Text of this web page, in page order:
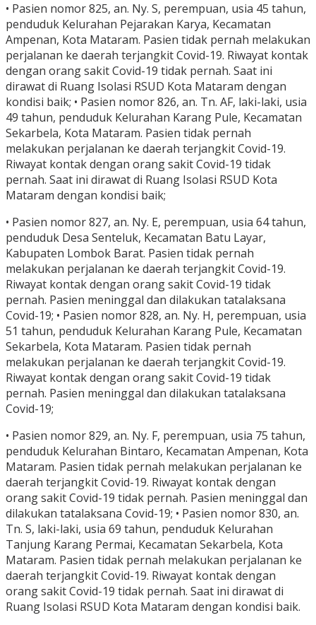
• Pasien nomor 825, an. Ny. S, perempuan, usia 45 tahun,
penduduk Kelurahan Pejarakan Karya, Kecamatan
Ampenan, Kota Mataram. Pasien tidak pernah melakukan
perjalanan ke daerah terjangkit Covid-19. Riwayat kontak
dengan orang sakit Covid-19 tidak pernah. Saat ini
dirawat di Ruang Isolasi RSUD Kota Mataram dengan
kondisi baik; • Pasien nomor 826, an. Tn. AF, laki-laki, usia
49 tahun, penduduk Kelurahan Karang Pule, Kecamatan
Sekarbela, Kota Mataram. Pasien tidak pernah
melakukan perjalanan ke daerah terjangkit Covid-19.
Riwayat kontak dengan orang sakit Covid-19 tidak
pernah. Saat ini dirawat di Ruang Isolasi RSUD Kota
Mataram dengan kondisi baik;
• Pasien nomor 827, an. Ny. E, perempuan, usia 64 tahun,
penduduk Desa Senteluk, Kecamatan Batu Layar,
Kabupaten Lombok Barat. Pasien tidak pernah
melakukan perjalanan ke daerah terjangkit Covid-19.
Riwayat kontak dengan orang sakit Covid-19 tidak
pernah. Pasien meninggal dan dilakukan tatalaksana
Covid-19; • Pasien nomor 828, an. Ny. H, perempuan, usia
51 tahun, penduduk Kelurahan Karang Pule, Kecamatan
Sekarbela, Kota Mataram. Pasien tidak pernah
melakukan perjalanan ke daerah terjangkit Covid-19.
Riwayat kontak dengan orang sakit Covid-19 tidak
pernah. Pasien meninggal dan dilakukan tatalaksana
Covid-19;
• Pasien nomor 829, an. Ny. F, perempuan, usia 75 tahun,
penduduk Kelurahan Bintaro, Kecamatan Ampenan, Kota
Mataram. Pasien tidak pernah melakukan perjalanan ke
daerah terjangkit Covid-19. Riwayat kontak dengan
orang sakit Covid-19 tidak pernah. Pasien meninggal dan
dilakukan tatalaksana Covid-19; • Pasien nomor 830, an.
Tn. S, laki-laki, usia 69 tahun, penduduk Kelurahan
Tanjung Karang Permai, Kecamatan Sekarbela, Kota
Mataram. Pasien tidak pernah melakukan perjalanan ke
daerah terjangkit Covid-19. Riwayat kontak dengan
orang sakit Covid-19 tidak pernah. Saat ini dirawat di
Ruang Isolasi RSUD Kota Mataram dengan kondisi baik.